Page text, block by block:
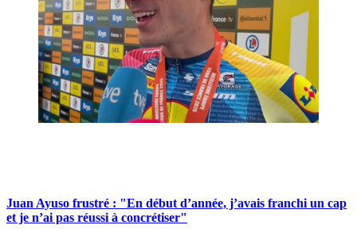
Juan Ayuso frustré : "En début d’année, j’avais franchi un cap
et je n’ai pas réussi à concrétiser"